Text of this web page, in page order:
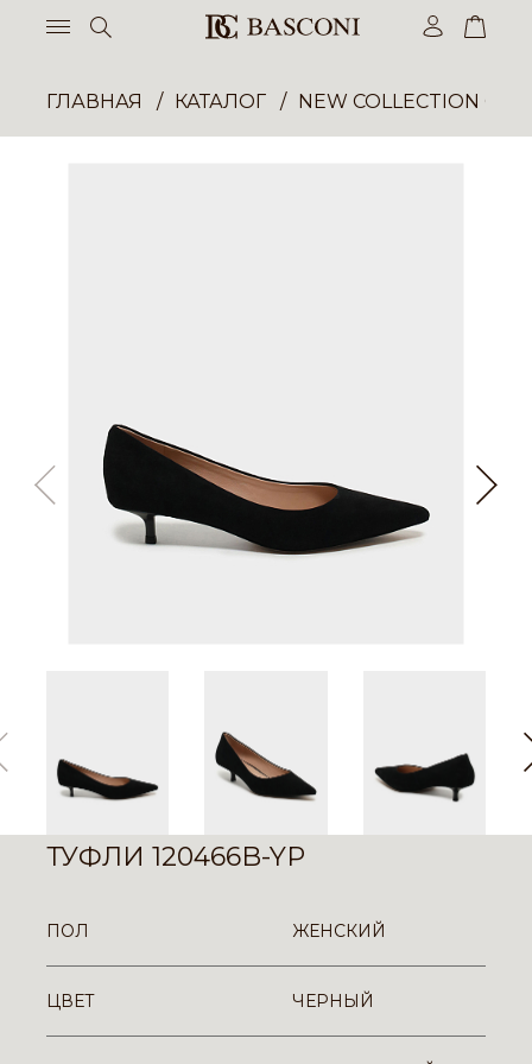
ГЛАВНАЯ КАТАЛОГ NEW COLLECTION
ТУФЛИ 120466B-YP
ПОЛ ЖЕНСКИЙ
ЦВЕТ ЧЕРНЫЙ